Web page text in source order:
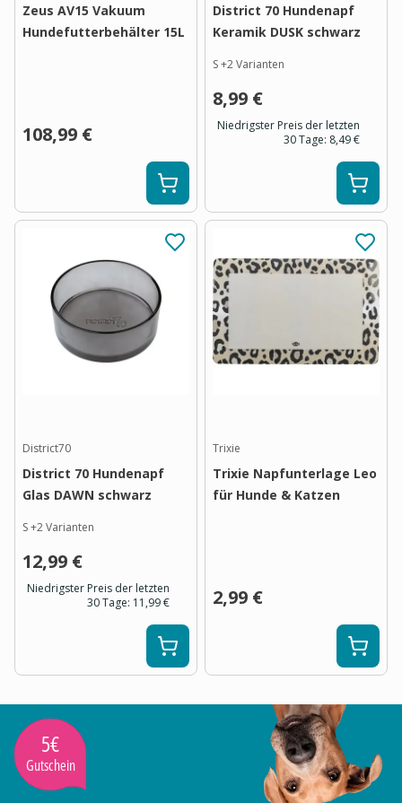
Zeus AV15 Vakuum
Hundefutterbehälter 15L
108,99 €
District 70 Hundenapf
Keramik DUSK schwarz
S+2Varianten
8,99 €
Niedrigster Preis der letzten
30 Tage: 8,49 €
District70
District 70 Hundenapf
Glas DAWN schwarz
S+2Varianten
12,99 €
Niedrigster Preis der letzten
30 Tage: 11,99 €
Trixie
Trixie Napfunterlage Leo
für Hunde & Katzen
2,99 €
5€
Gutschein